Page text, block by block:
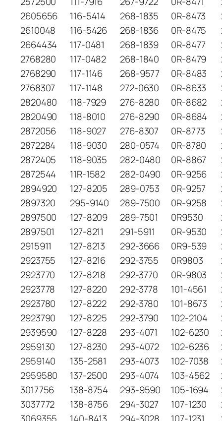
2605656
116-5414 268-1835 0R-8473
2610048
116-5426 268-1836 0R-8475
2664434
117-0481 268-1839 0R-8477
2768280
117-0482 268-1840 0R-8479
2768290
117-1146 268-9577 0R-8483
2768307
117-1148 272-0630 0R-8633
2820480
118-7929 276-8280 0R-8682
2820490
118-8010 276-8290 0R-8684
2872056
118-9027 276-8307 0R-8773
2872284
118-9030 280-0574 0R-8780
2872405
118-9035 282-0480 0R-8867
2872544
11R-1582 282-0490 0R-9256
2894920
127-8205 289-0753 0R-9257
2897320
295-9140 289-7500 0R-9258
2897500
127-8209 289-7501 0R9530
2897501
127-8211 291-5911 0R-9530
2915911
127-8213 292-3666 0R9-539
2923755
127-8216 292-3755 0R9803
2923770
127-8218 292-3770 0R-9803
2923778
127-8220 292-3778 101-4561
2923780
127-8222 292-3780 101-8673
2923790
127-8225 292-3790 102-2104
2939590
127-8228 293-4071 102-6230
2959130
127-8230 293-4072 102-6236
2959140
135-2581 293-4073 102-7038
2959580
137-2500 293-4074 103-4562
3017756
138-8754 293-9590 105-1694
3037772
138-8756 294-3027 107-1230